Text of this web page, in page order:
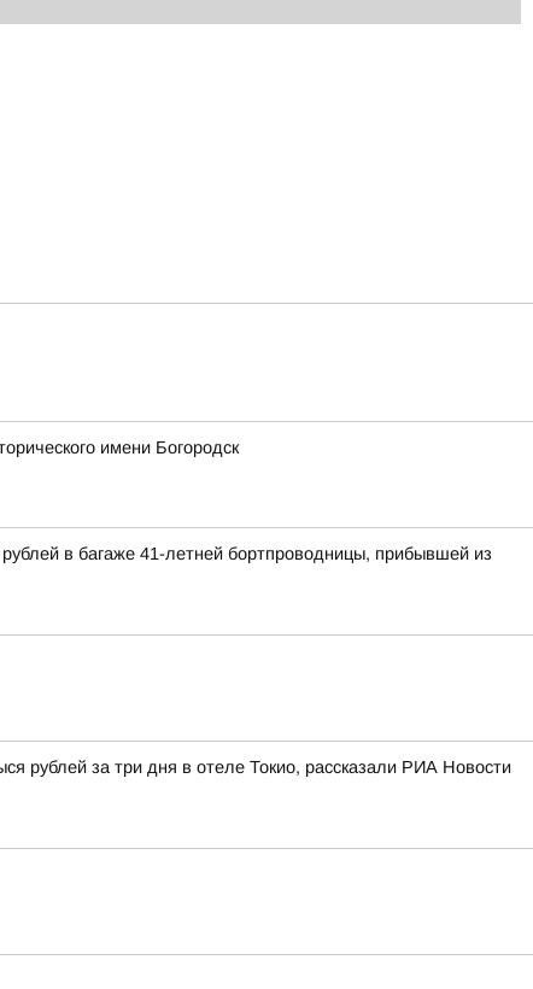
имени Богородск
в багаже 41-летней бортпроводницы, прибывшей из
рублей за три дня в отеле Токио, рассказали РИА Новости